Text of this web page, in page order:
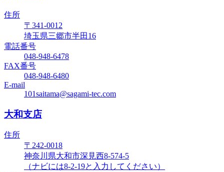
住所
〒341-0012
埼玉県三郷市半田16
電話番号
048-948-6478
FAX番号
048-948-6480
E-mail
101saitama@sagami-tec.com
大和支店
住所
〒242-0018
神奈川県大和市深見西8-574-5
（ナビには8-2-19と入力してください）